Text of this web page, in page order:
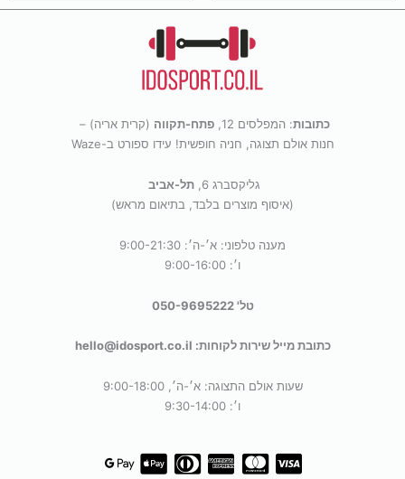
כתובות: המפלסים 12, פתח-תקווה (קרית אריה) –
חנות אולם תצוגה, חניה חופשית! עידו ספורט ב-Waze
גליקסברג 6,
תל-אביב
(איסוף מוצרים בלבד, בתיאום מראש)
מענה טלפוני: א׳-ה׳: 9:00-21:30
ו׳: 9:00-16:00
טל' 050-9695222
כתובת מייל שירות לקוחות: hello@idosport.co.il
שעות אולם התצוגה: א׳-ה׳, 9:00-18:00
ו׳: 9:30-14:00